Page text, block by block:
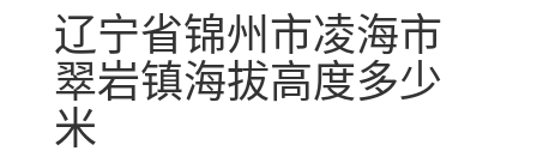
辽宁省锦州市凌海市
翠岩镇海拔高度多少
米